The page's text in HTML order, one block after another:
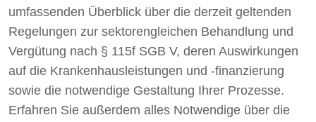
umfassenden Überblick über die derzeit geltenden
Regelungen zur sektorengleichen Behandlung und
Vergütung nach § 115f SGB V, deren Auswirkungen
auf die Krankenhausleistungen und -finanzierung
sowie die notwendige Gestaltung Ihrer Prozesse.
Erfahren Sie außerdem alles Notwendige über die